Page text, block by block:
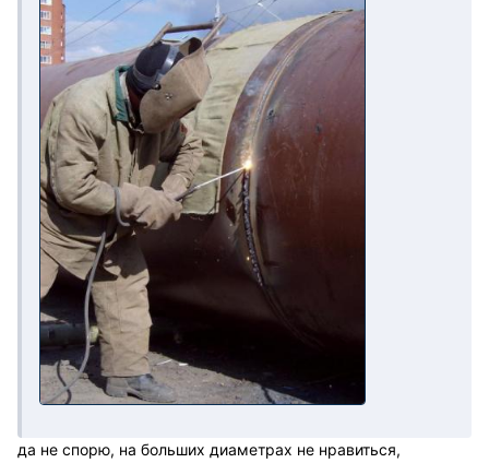
да не спорю, на больших диаметрах не нравиться,